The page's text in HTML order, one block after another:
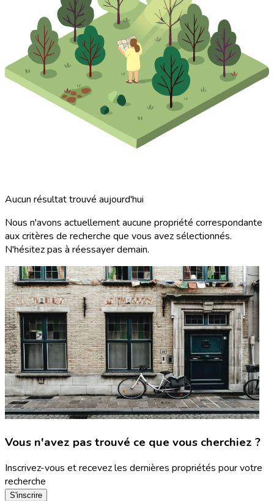
Aucun résultat trouvé aujourd'hui
Nous n'avons actuellement aucune propriété correspondante
aux critères de recherche que vous avez sélectionnés.
N'hésitez pas à réessayer demain.
Vous n'avez pas trouvé ce que vous cherchiez ?
Inscrivez-vous et recevez les dernières propriétés pour votre
recherche
S'inscrire